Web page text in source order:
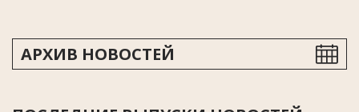
АРХИВ НОВОСТЕЙ